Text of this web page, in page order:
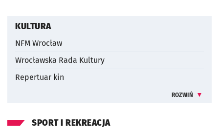
KULTURA
NFM Wrocław
Wrocławska Rada Kultury
Repertuar kin
ROZWIŃ
SPORT I REKREACJA